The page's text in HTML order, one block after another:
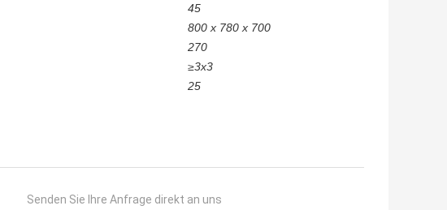
45
800 x 780 x 700
270
≥3x3
25
Senden Sie Ihre Anfrage direkt an uns